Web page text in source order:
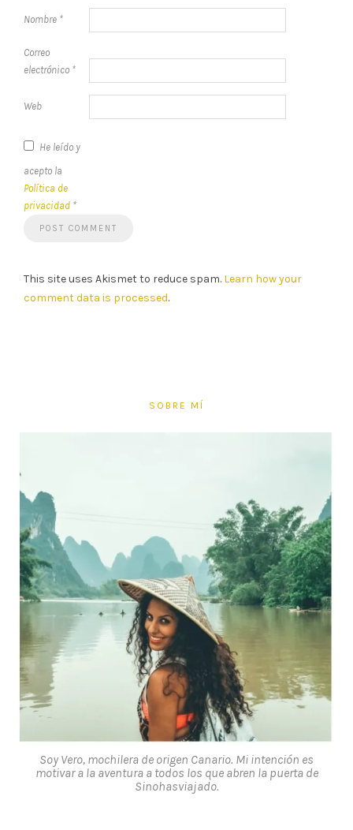
Nombre *
Correo
electrónico *
Web
He leído y
acepto la
Política de
privacidad *
This site uses Akismet to reduce spam. Learn how your
comment data is processed.
SOBRE MÍ
Soy Vero, mochilera de origen Canario. Mi intención es
motivar a la aventura a todos los que abren la puerta de
Sinohasviajado.